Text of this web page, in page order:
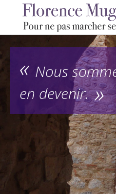
Nous
en devenir.